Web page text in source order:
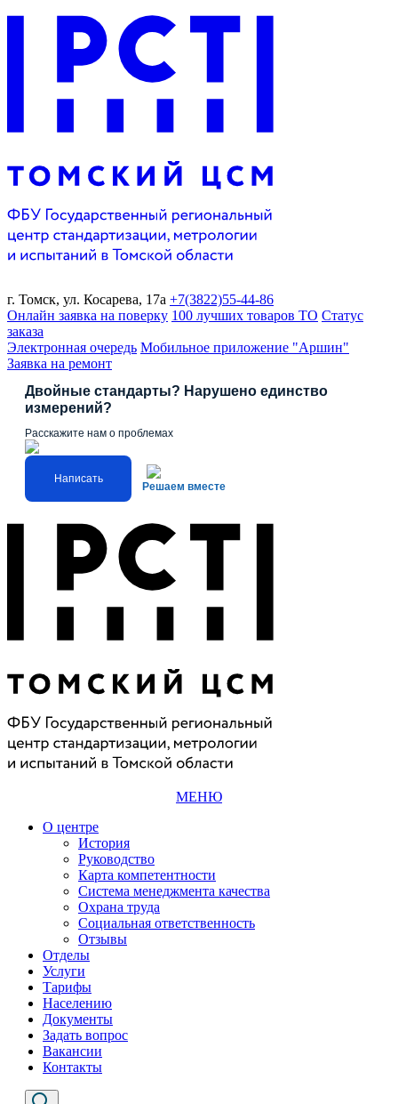
г. Томск, ул. Косарева, 17а +7(3822)55-44-86
Онлайн заявка на поверку 100 лучших товаров ТО Статус
заказа
Электронная очередь Мобильное приложение "Аршин"
Заявка на ремонт
Двойные стандарты? Нарушено единство
измерений?
Расскажите нам о проблемах
Написать
Решаем вместе
МЕНЮ
О центре
История
Руководство
Карта компетентности
Система менеджмента качества
Охрана труда
Социальная ответственность
Отзывы
Отделы
Услуги
Тарифы
Населению
Документы
Задать вопрос
Вакансии
Контакты